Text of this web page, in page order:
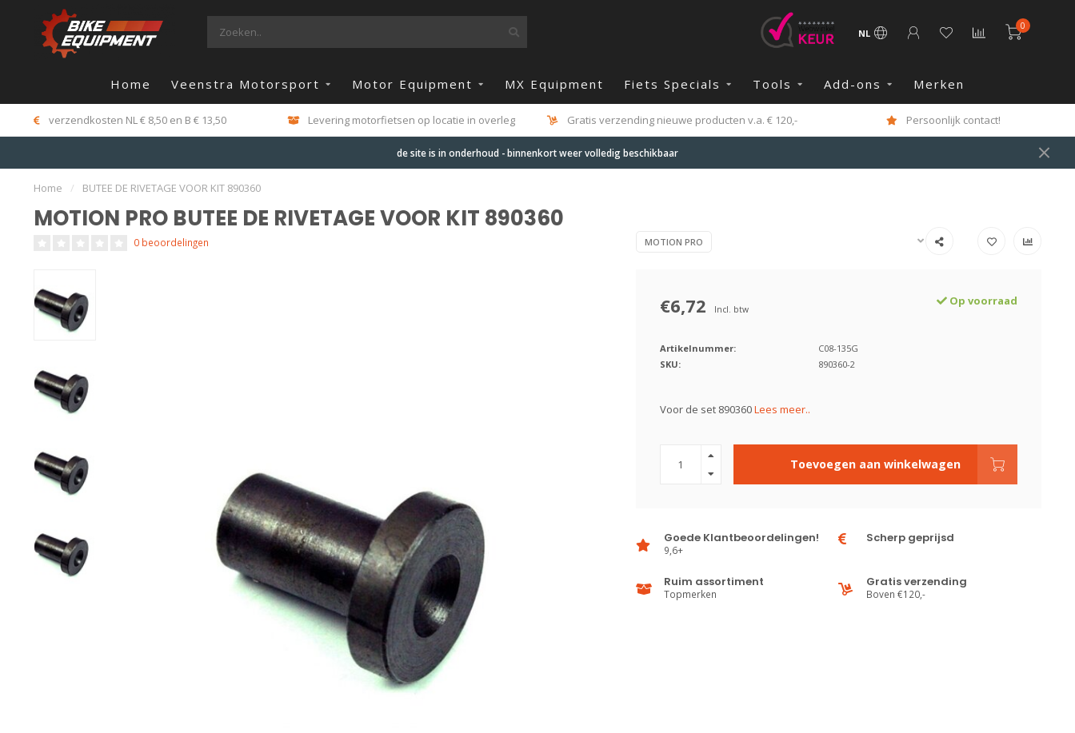
NL
0
Home Veenstra Motorsport Motor Equipment MX Equipment Fiets Specials Tools Add-ons Merken
verzendkosten NL € 8,50 en B € 13,50 Levering motorfietsen op locatie in overleg Gratis verzending nieuwe producten v.a. € 120,- Persoonlijk contact!
de site is in onderhoud - binnenkort weer volledig beschikbaar
Home / BUTEE DE RIVETAGE VOOR KIT 890360
MOTION PRO BUTEE DE RIVETAGE VOOR KIT 890360
0 beoordelingen MOTION PRO
€6,72 Incl. btw
Op voorraad
Artikelnummer:
C08-135G
SKU:
890360-2
Voor de set 890360Lees meer..
Toevoegen aan winkelwagen
Goede Klantbeoordelingen!
9,6+
Scherp geprijsd
Ruim assortiment
Topmerken
Gratis verzending
Boven €120,-